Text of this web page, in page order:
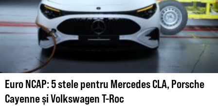
Euro NCAP: 5 stele pentru Mercedes CLA, Porsche
Cayenne și Volkswagen T-Roc